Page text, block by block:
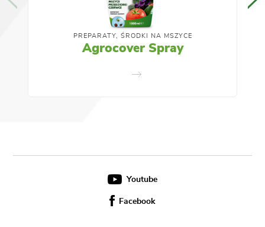
PREPARATY, ŚRODKI NA MSZYCE
Agrocover Spray
Youtube
Facebook